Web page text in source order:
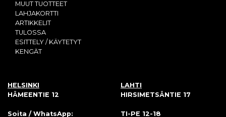
MUUT TUOTTEET
LAHJAKORTTI
ARTIKKELIT
TULOSSA
ESITTELY / KÄYTETYT
KENGÄT
HELSINKI
HÄMEENTIE 12
Soita / WhatsApp:
LAHTI
HIRSIMETSÄNTIE 17
TI-PE 12-18